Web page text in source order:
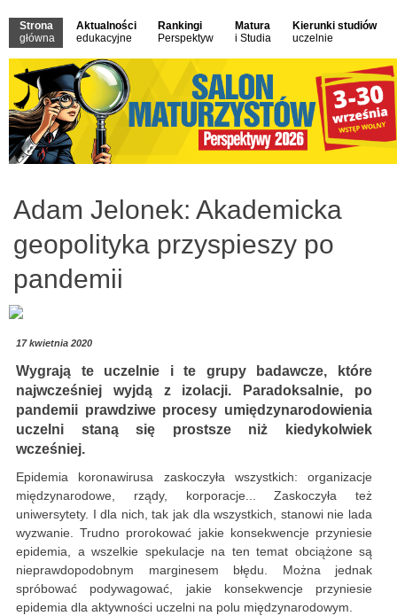
Strona
główna
Aktualności
edukacyjne
Rankingi
Perspektyw
Matura
i Studia
Kierunki studiów
uczelnie
Adam Jelonek: Akademicka
geopolityka przyspieszy po
pandemii
17 kwietnia 2020
Wygrają te uczelnie i te grupy badawcze, które
najwcześniej wyjdą z izolacji. Paradoksalnie, po
pandemii prawdziwe procesy umiędzynarodowienia
uczelni staną się prostsze niż kiedykolwiek
wcześniej.
Epidemia koronawirusa zaskoczyła wszystkich: organizacje
międzynarodowe, rządy, korporacje... Zaskoczyła też
uniwersytety. I dla nich, tak jak dla wszystkich, stanowi nie lada
wyzwanie. Trudno prorokować jakie konsekwencje przyniesie
epidemia, a wszelkie spekulacje na ten temat obciążone są
nieprawdopodobnym marginesem błędu. Można jednak
spróbować podywagować, jakie konsekwencje przyniesie
epidemia dla aktywności uczelni na polu międzynarodowym.